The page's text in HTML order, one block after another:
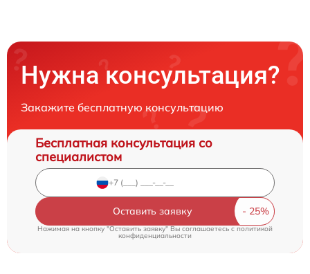
Нужна консультация?
Закажите бесплатную консультацию
Бесплатная консультация со
специалистом
Оставить заявку
Нажимая на кнопку "Оставить заявку" Вы соглашаетесь cполитикой
конфиденциальности